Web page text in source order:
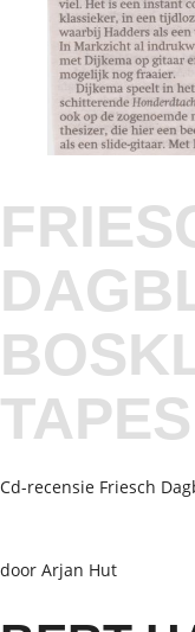
TAPES
Cd-recensie Friesch
door Arjan Hut